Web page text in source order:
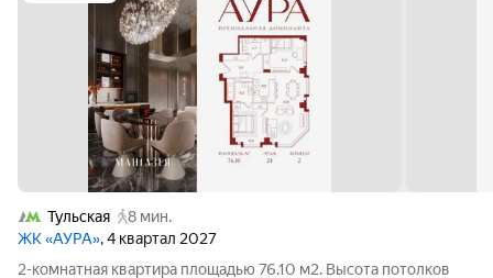
Тульская
8 мин.
ЖК «АУРА», 4 квартал 2027
2-комнатная квартира площадью 76.10 м2. Высота потолков